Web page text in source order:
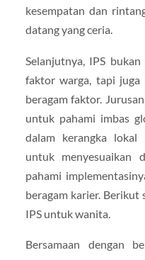
kesempatan dan
datang yang ceria.
Selanjutnya, IPS
faktor warga, tapi
beragam faktor.
untuk pahami imbas
dalam kerangka lokal
untuk menyesuaikan
pahami
beragam karier.
IPS untuk wanita.
Bersamaan dengan